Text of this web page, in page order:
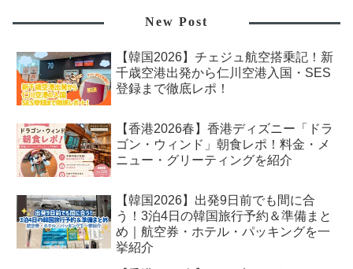
New Post
【韓国2026】チェジュ航空搭乗記！新
千歳空港出発から仁川空港入国・SES
登録まで徹底レポ！
【香港2026春】香港ディズニー「ドラ
ゴン・ウィンド」朝食レポ！料金・メ
ニュー・グリーティングを紹介
【韓国2026】出発9日前でも間に合
う！3泊4日の韓国旅行予約＆準備まと
め｜航空券・ホテル・パッキングを一
挙紹介